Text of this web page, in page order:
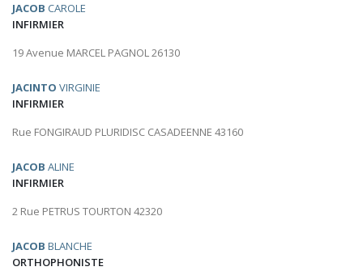
JACOB CAROLE
INFIRMIER
19 Avenue MARCEL PAGNOL 26130
JACINTO VIRGINIE
INFIRMIER
Rue FONGIRAUD PLURIDISC CASADEENNE 43160
JACOB ALINE
INFIRMIER
2 Rue PETRUS TOURTON 42320
JACOB BLANCHE
ORTHOPHONISTE